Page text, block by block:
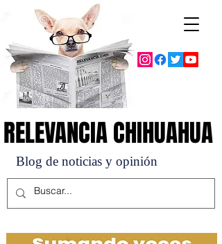
Blog de noticias y opinión
RELEVANCIA CHIHUAHUA
RELEVANCIA CHIHUAHUA